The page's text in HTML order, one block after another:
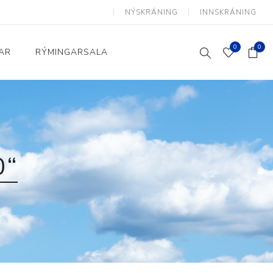
NÝSKRÁNING INNSKRÁNING
Heimili og skrifstofa
Baðherbergi
Eldhús
Lyftihægindastólar
Stólar og vinnuvernd
Athafnir daglegs lífs
RÝMINGARSALA 0 0